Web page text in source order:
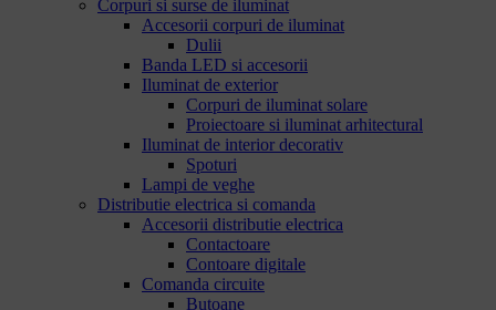
Corpuri si surse de iluminat
Accesorii corpuri de iluminat
Dulii
Banda LED si accesorii
Iluminat de exterior
Corpuri de iluminat solare
Proiectoare si iluminat arhitectural
Iluminat de interior decorativ
Spoturi
Lampi de veghe
Distributie electrica si comanda
Accesorii distributie electrica
Contactoare
Contoare digitale
Comanda circuite
Butoane